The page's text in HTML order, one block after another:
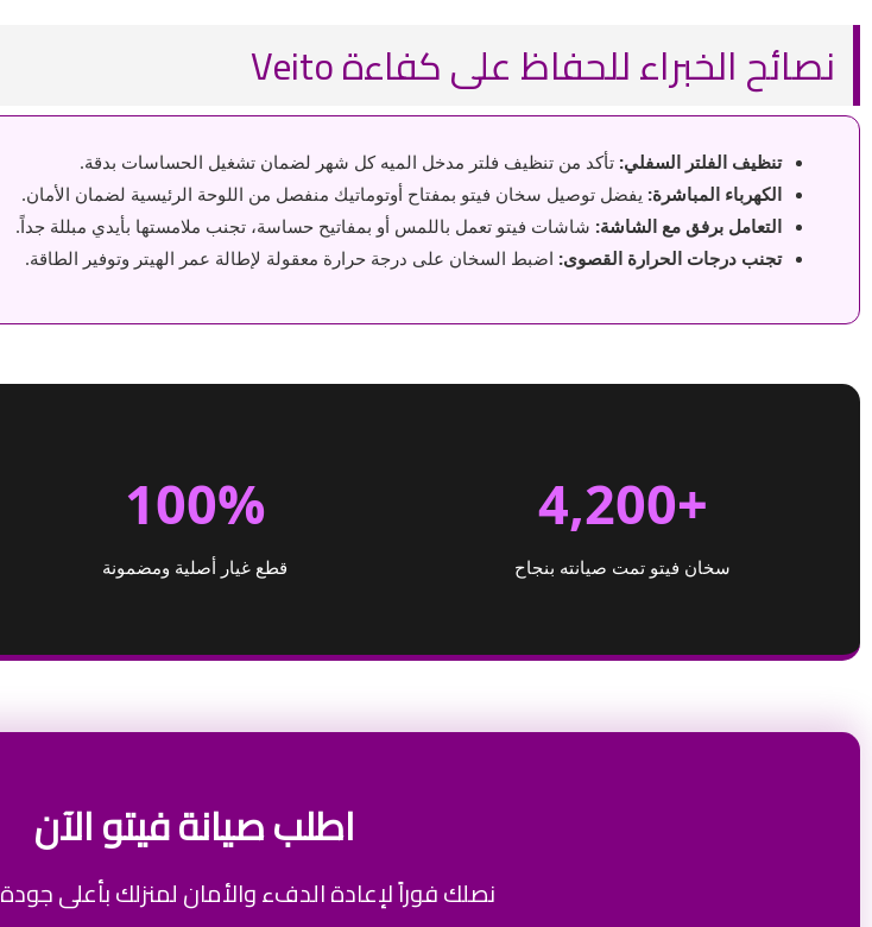
نصائح الخبراء للحفاظ على كفاءة Veito
تنظيف الفلتر السفلي: تأكد من تنظيف فلتر مدخل الميه كل شهر لضمان تشغيل الحساسات بدقة.
الكهرباء المباشرة: يفضل توصيل سخان فيتو بمفتاح أوتوماتيك منفصل من اللوحة الرئيسية لضمان الأمان.
التعامل برفق مع الشاشة: شاشات فيتو تعمل باللمس أو بمفاتيح حساسة، تجنب ملامستها بأيدي مبللة جداً.
تجنب درجات الحرارة القصوى: اضبط السخان على درجة حرارة معقولة لإطالة عمر الهيتر وتوفير الطاقة.
+4,200
سخان فيتو تمت صيانته بنجاح
100%
قطع غيار أصلية ومضمونة
اطلب صيانة فيتو الآن
نصلك فوراً لإعادة الدفء والأمان لمنزلك بأعلى